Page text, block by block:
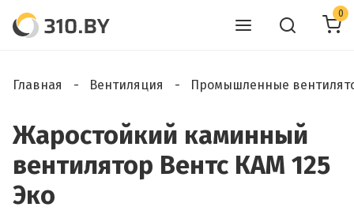
0
Главная Вентиляция Промышленные
Жаростойкий каминный
вентилятор Вентс КАМ 125
Эко